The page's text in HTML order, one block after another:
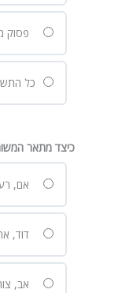
פסוק
כל
כיצד מתאר
אם,
דוד,
אב,